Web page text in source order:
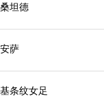
坦德
萨
条纹女足